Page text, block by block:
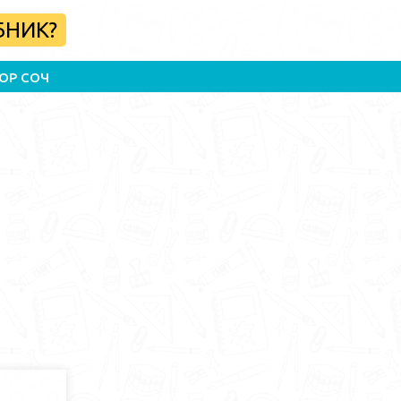
СОЧ